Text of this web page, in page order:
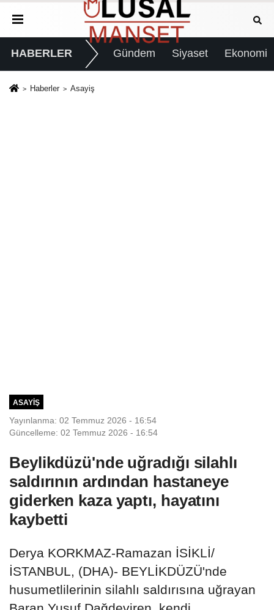
HABERLER Gündem Siyaset Ekonomi
Haberler Asayiş
ASAYIŞ
Yayınlanma: 02 Temmuz 2026 - 16:54
Güncelleme: 02 Temmuz 2026 - 16:54
Beylikdüzü'nde uğradığı silahlı
saldırının ardından hastaneye
giderken kaza yaptı, hayatını
kaybetti
Derya KORKMAZ-Ramazan İSİKLİ/
İSTANBUL, (DHA)- BEYLİKDÜZÜ'nde
husumetlilerinin silahlı saldırısına uğrayan